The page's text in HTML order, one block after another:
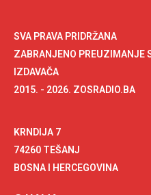
SVA PRAVA PRIDRŽANA
ZABRANJENO PREUZIMANJE
IZDAVAČA
2015. - 2026. ZOSRADIO.BA
KRNDIJA 7
74260 TEŠANJ
BOSNA I HERCEGOVINA